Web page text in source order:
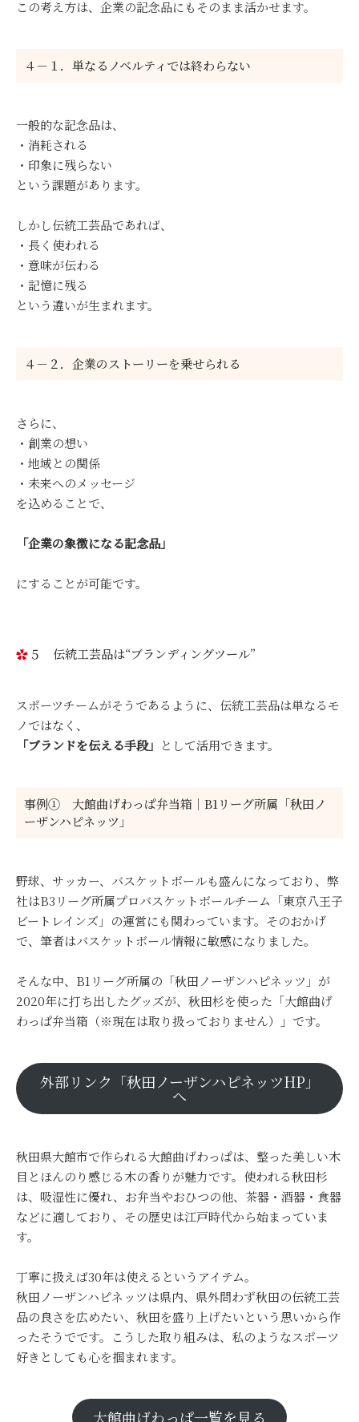
この考え方は、企業の記念品にもそのまま活かせます。
４－１．単なるノベルティでは終わらない
一般的な記念品は、
・消耗される
・印象に残らない
という課題があります。
しかし伝統工芸品であれば、
・長く使われる
・意味が伝わる
・記憶に残る
という違いが生まれます。
４－２．企業のストーリーを乗せられる
さらに、
・創業の想い
・地域との関係
・未来へのメッセージ
を込めることで、
「企業の象徴になる記念品」
にすることが可能です。
５ 伝統工芸品は“ブランディングツール”
スポーツチームがそうであるように、伝統工芸品は単なるモ
ノではなく、
「ブランドを伝える手段」 として活用できます。
事例① 大館曲げわっぱ弁当箱｜B1リーグ所属「秋田ノ
ーザンハピネッツ」
野球、サッカー、バスケットボールも盛んになっており、弊
社はB3リーグ所属プロバスケットボールチーム「東京八王子
ビートレインズ」の運営にも関わっています。そのおかげ
で、筆者はバスケットボール情報に敏感になりました。
そんな中、B1リーグ所属の「秋田ノーザンハピネッツ」が
2020年に打ち出したグッズが、秋田杉を使った「大館曲げ
わっぱ弁当箱（※現在は取り扱っておりません）」です。
外部リンク「秋田ノーザンハピネッツHP」
へ
秋田県大館市で作られる大館曲げわっぱは、整った美しい木
目とほんのり感じる木の香りが魅力です。使われる秋田杉
は、吸湿性に優れ、お弁当やおひつの他、茶器・酒器・食器
などに適しており、その歴史は江戸時代から始まっていま
す。
丁寧に扱えば30年は使えるというアイテム。
秋田ノーザンハピネッツは県内、県外問わず秋田の伝統工芸
品の良さを広めたい、秋田を盛り上げたいという思いから作
ったそうでです。こうした取り組みは、私のようなスポーツ
好きとしても心を掴まれます。
大館曲げわっぱ一覧を見る